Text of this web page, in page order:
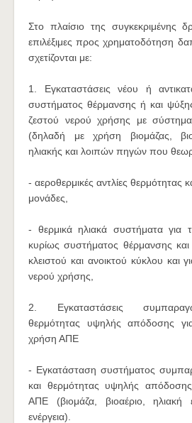
Στο πλαίσιο της συγκεκριμένης
επιλέξιμες προς χρηματοδότηση
σχετίζονται με:
1. Εγκαταστάσεις νέου ή
συστήματος θέρμανσης ή και
ζεστού νερού χρήσης με
(δηλαδή με χρήση βιομάζας,
ηλιακής και λοιπών πηγών που
- αεροθερμικές αντλίες θερμότητας
μονάδες,
- θερμικά ηλιακά συστήματα για
κυρίως συστήματος θέρμανσης
κλειστού και ανοικτού κύκλου και
νερού χρήσης,
2. Εγκαταστάσεις
θερμότητας υψηλής απόδοσης
χρήση ΑΠΕ
- Εγκατάσταση συστήματος
και θερμότητας υψηλής
ΑΠΕ (βιομάζα, βιοαέριο, ηλιακή
ενέργεια).